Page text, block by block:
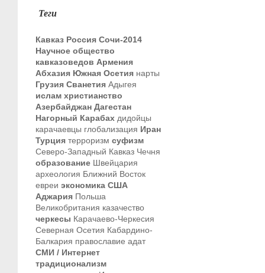
Теги
Кавказ Россия Сочи-2014
Научное общество
кавказоведов Армения
Абхазия Южная Осетия нарты
Грузия Сванетия Адыгея
ислам христианство
Азербайджан Дагестан
Нагорный Карабах дидойцы
карачаевцы глобализация Иран
Турция терроризм суфизм
Северо-Западный Кавказ Чечня
образование Швейцария
археология Ближний Восток
евреи экономика США
Аджария Польша
Великобритания казачество
черкесы Карачаево-Черкесия
Северная Осетия Кабардино-
Балкария православие адат
СМИ / Интернет
традиционализм